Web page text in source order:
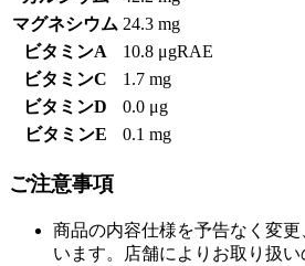
マグネシウム 24.3 mg
ビタミンA
10.8 μgRAE
ビタミンC
1.7 mg
ビタミンD
0.0 μg
ビタミンE
0.1 mg
ご注意事項
商品の内容仕様を予告なく変
います。店舗によりお取り扱